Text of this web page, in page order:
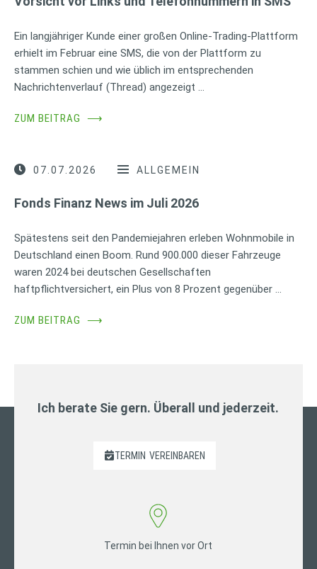
Ein langjähriger Kunde einer großen Online-Trading-Plattform
erhielt im Februar eine SMS, die von der Plattform zu
stammen schien und wie üblich im entsprechenden
Nachrichtenverlauf (Thread) angezeigt …
ZUM BEITRAG ⟶
07.07.2026 ALLGEMEIN
Fonds Finanz News im Juli 2026
Spätestens seit den Pandemiejahren erleben Wohnmobile in
Deutschland einen Boom. Rund 900.000 dieser Fahrzeuge
waren 2024 bei deutschen Gesellschaften
haftpflichtversichert, ein Plus von 8 Prozent gegenüber …
ZUM BEITRAG ⟶
Ich berate Sie gern. Überall und jederzeit.
TERMIN VEREINBAREN
Termin bei Ihnen vor Ort